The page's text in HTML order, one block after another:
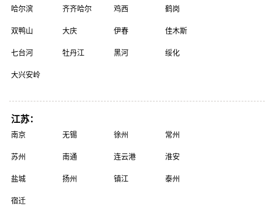
哈尔滨 齐齐哈尔 鸡西 鹤岗
双鸭山 大庆 伊春 佳木斯
七台河 牡丹江 黑河 绥化
大兴安岭
江苏：
南京 无锡 徐州 常州
苏州 南通 连云港 淮安
盐城 扬州 镇江 泰州
宿迁